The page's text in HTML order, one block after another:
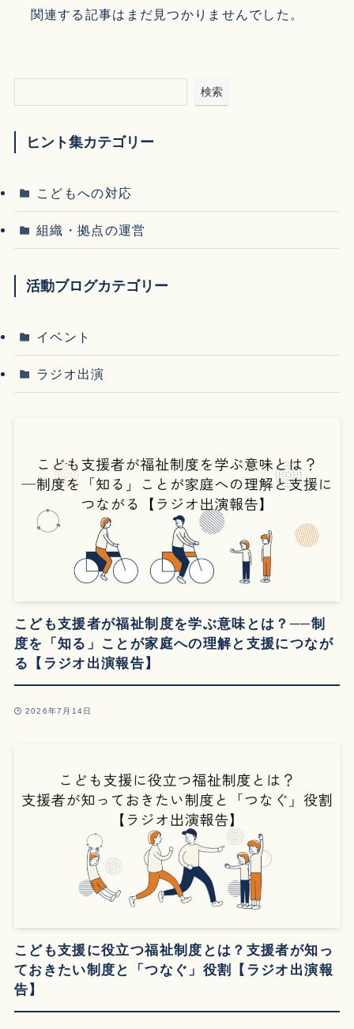
関連する記事はまだ見つかりませんでした。
検索
ヒント集カテゴリー
こどもへの対応
組織・拠点の運営
活動ブログカテゴリー
イベント
ラジオ出演
こども支援者が福祉制度を学ぶ意味とは？──制
度を「知る」ことが家庭への理解と支援につなが
る【ラジオ出演報告】
2026年7月14日
こども支援に役立つ福祉制度とは？支援者が知っ
ておきたい制度と「つなぐ」役割【ラジオ出演報
告】